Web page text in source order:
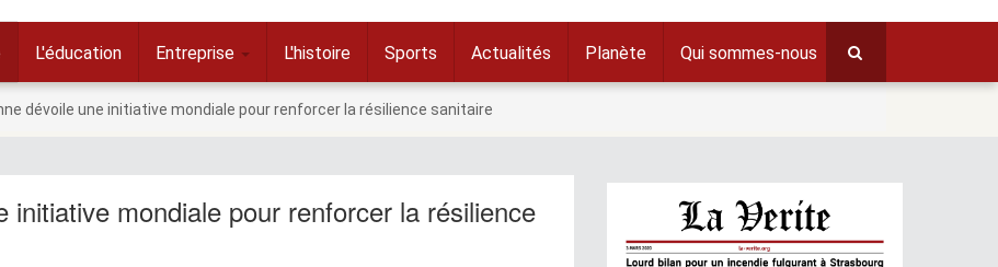
L'éducation Entreprise L'histoire Sports Actualités Planète Qui sommes-nous
dévoile une initiative mondiale pour renforcer la résilience sanitaire
initiative mondiale pour renforcer la résilience